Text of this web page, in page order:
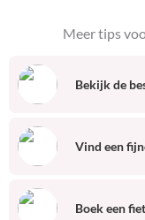
Meer tips
Bekijk de
Vind een
Boek een